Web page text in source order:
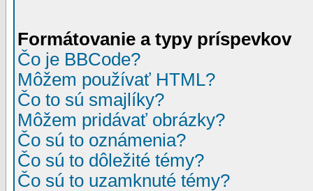
Formátovanie a typy príspevkov
Čo je BBCode?
Môžem používať HTML?
Čo to sú smajlíky?
Môžem pridávať obrázky?
Čo sú to oznámenia?
Čo sú to dôležité témy?
Čo sú to uzamknuté témy?